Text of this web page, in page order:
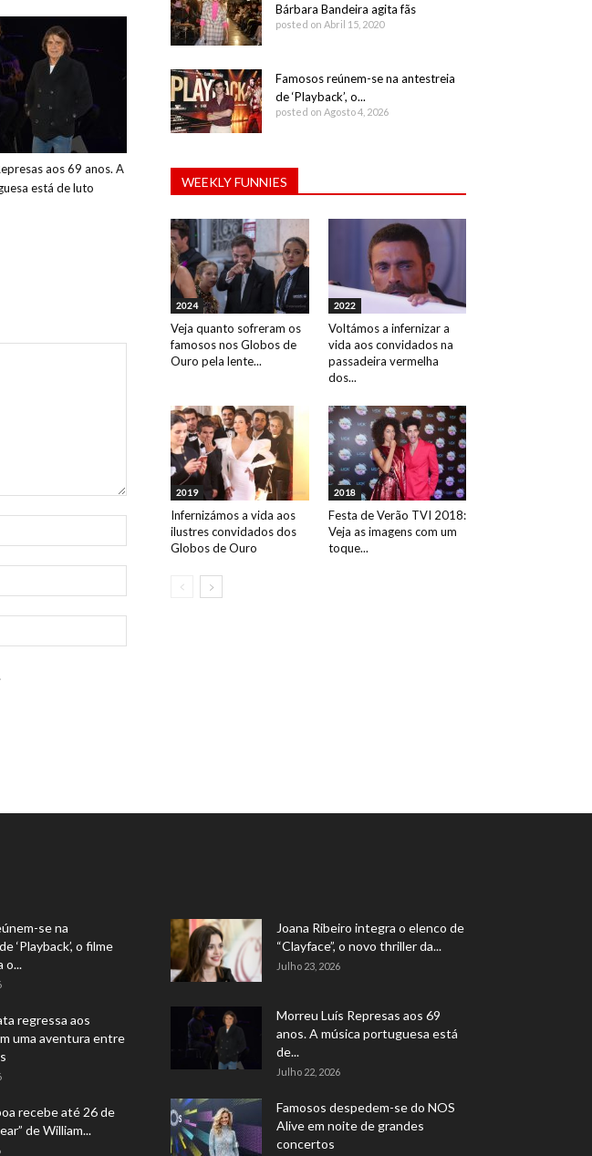
aos 69 anos. A
está de luto
Bárbara Bandeira agita fãs
posted on Abril 15, 2020
Famosos reúnem-se na antestreia
de ‘Playback’, o...
posted on Agosto 4, 2026
WEEKLY FUNNIES
2024
Veja quanto sofreram os
famosos nos Globos de
Ouro pela lente...
2022
Voltámos a infernizar a
vida aos convidados na
passadeira vermelha
dos...
2019
Infernizámos a vida aos
ilustres convidados dos
Globos de Ouro
2018
Festa de Verão TVI 2018:
Veja as imagens com um
toque...
se na
‘Playback’, o filme
o...
regressa aos
uma aventura entre
recebe até 26 de
de William...
Joana Ribeiro integra o elenco de
“Clayface”, o novo thriller da...
Julho 23, 2026
Morreu Luís Represas aos 69
anos. A música portuguesa está
de...
Julho 22, 2026
Famosos despedem-se do NOS
Alive em noite de grandes
concertos